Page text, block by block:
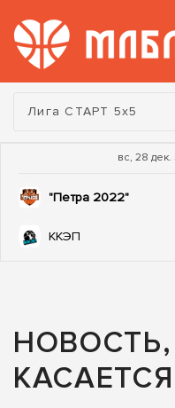
Турнир:
Лига СТАРТ 5х5
вс, 28
"Петра 2022"
ККЭП